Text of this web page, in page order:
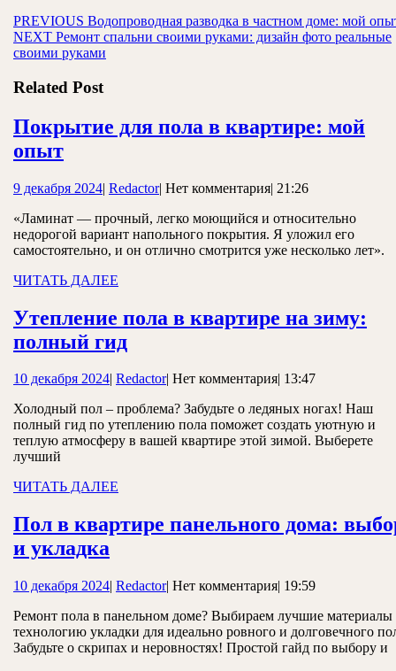
Навигация
по
PREVIOUS Предыдущая
запись:
Водопроводная разводка в частном доме: мой
NEXT Следующая
запись:
Ремонт спальни своими руками: дизайн фото реальные
своими руками
Related Post
Покрытие для пола в квартире: мой
опытПокрытие
пола
в
квартире:
опыт
9 декабря 20249
2024
| RedactorRedactor
| Нет комментария| 21:26
«Ламинат — прочный, легко моющийся и относительно
недорогой вариант напольного покрытия. Я уложил его
самостоятельно, и он отлично смотрится уже несколько лет».
ЧИТАТЬ ДАЛЕЕ
Утепление пола в квартире на зиму:
полный гидУтепление
в
квартире
на
10 декабря 202410
2024
RedactorRedactor
| Нет комментария 13:47
Холодный пол – проблема? Забудьте о ледяных ногах! Наш
полный гид по утеплению пола поможет создать уютную и
теплую атмосферу в вашей квартире этой зимой. Выберете
лучший
ЧИТАТЬ ДАЛЕЕ
Пол в квартире панельного дома:
и укладка
квартире
панельного
дома:
10 декабря 202410
2024
| RedactorRedactor
| Нет комментария| 19:59
Ремонт пола в панельном доме? Выбираем лучшие материалы
технологию укладки для идеально ровного и долговечного
Забудьте о скрипах и неровностях! Простой гайд по выбору и